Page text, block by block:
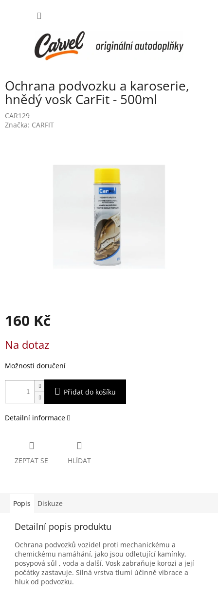
Ochrana podvozku a karoserie,
hnědý vosk CarFit - 500ml
CAR129
Značka: CARFIT
160 Kč
cena:
Na dotaz
Možnosti doručení
Přidat do košíku
Detailní informace
ZEPTAT SE HLÍDAT
Popis Diskuze
Detailní popis produktu
Ochrana podvozků vozidel proti mechanickému a
chemickému namáhání, jako jsou odletující kamínky,
posypová sůl , voda a další. Vosk zabraňuje korozi a její
počátky zastavuje. Silná vrstva tlumí účinně vibrace a
hluk od podvozku.